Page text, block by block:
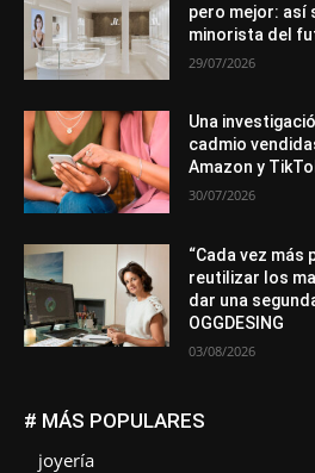
pero mejor: así
minorista del
29/07/2026
Una
cadmio
Amazon y
30/07/2026
“Cada vez
reutilizar los
dar una
OGGDESING
03/08/2026
# MÁS POPULARES
joyería